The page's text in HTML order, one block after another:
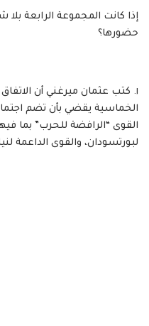
إذا كانت المجموعة الرابعة
حضورها؟
١. كتب عثمان ميرغني أن
الخماسية يقضي بأن تضم
القوى “الرافضة للحرب” بما
لبورتسودان، والقوى الداعمة